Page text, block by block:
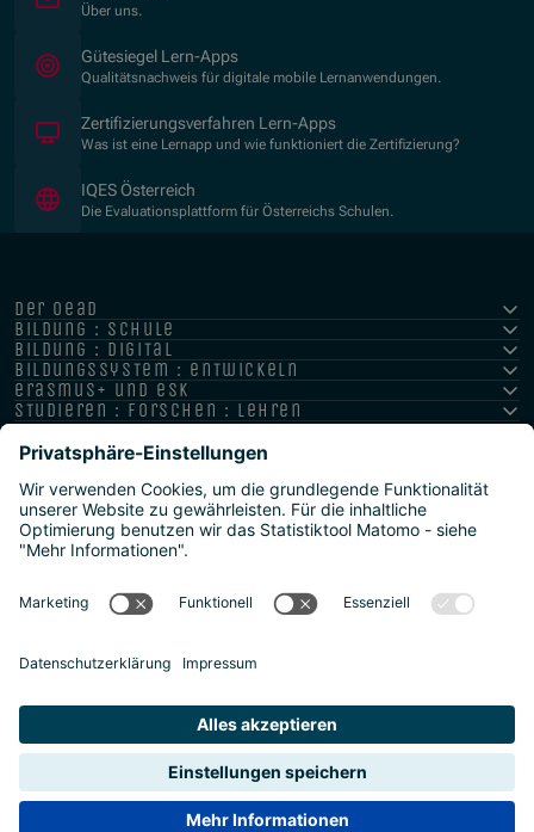
Über uns.
Gütesiegel Lern-Apps(Öffnet in neuem Fenster)
Qualitätsnachweis für digitale mobile Lernanwendungen.
Zertifizierungsverfahren Lern-Apps
Was ist eine Lernapp und wie funktioniert die Zertifizierung?
IQES Österreich
Die Evaluationsplattform für Österreichs Schulen.
der oead
bildung : schule
bildung : digital
bildungssystem : entwickeln
erasmus+ und esk
studieren : forschen : lehren
hochschule : strategie : international
2026 | Agentur für Bildung und Internationalisierung
Datenschutz
Sitemap